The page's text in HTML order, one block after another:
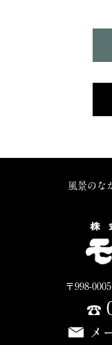
風景のな
〒998-
メ